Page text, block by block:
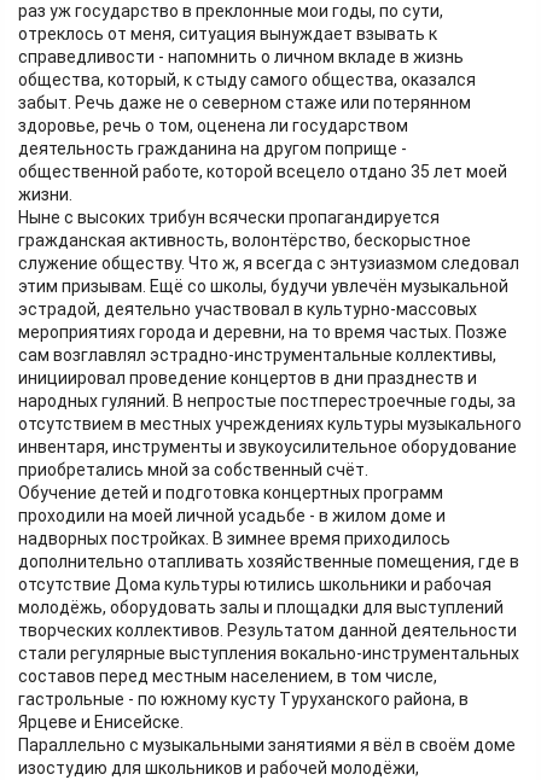
раз уж государство в преклонные мои годы, по сути,
отреклось от меня, ситуация вынуждает взывать к
справедливости - напомнить о личном вкладе в жизнь
общества, который, к стыду самого общества, оказался
забыт. Речь даже не о северном стаже или потерянном
здоровье, речь о том, оценена ли государством
деятельность гражданина на другом поприще -
общественной работе, которой всецело отдано 35 лет моей
жизни.
Ныне с высоких трибун всячески пропагандируется
гражданская активность, волонтёрство, бескорыстное
служение обществу. Что ж, я всегда с энтузиазмом следовал
этим призывам. Ещё со школы, будучи увлечён музыкальной
эстрадой, деятельно участвовал в культурно-массовых
мероприятиях города и деревни, на то время частых. Позже
сам возглавлял эстрадно-инструментальные коллективы,
инициировал проведение концертов в дни празднеств и
народных гуляний. В непростые постперестроечные годы, за
отсутствием в местных учреждениях культуры музыкального
инвентаря, инструменты и звукоусилительное оборудование
приобретались мной за собственный счёт.
Обучение детей и подготовка концертных программ
проходили на моей личной усадьбе - в жилом доме и
надворных постройках. В зимнее время приходилось
дополнительно отапливать хозяйственные помещения, где в
отсутствие Дома культуры ютились школьники и рабочая
молодёжь, оборудовать залы и площадки для выступлений
творческих коллективов. Результатом данной деятельности
стали регулярные выступления вокально-инструментальных
составов перед местным населением, в том числе,
гастрольные - по южному кусту Туруханского района, в
Ярцеве и Енисейске.
Параллельно с музыкальными занятиями я вёл в своём доме
изостудию для школьников и рабочей молодёжи,